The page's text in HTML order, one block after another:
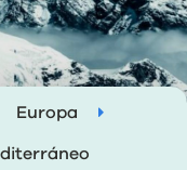
Europa